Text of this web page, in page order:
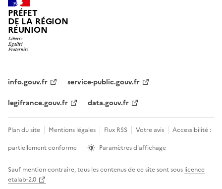
PRÉFET
DE LA RÉGION
RÉUNION
info.gouv.fr
service-public.gouv.fr
legifrance.gouv.fr
data.gouv.fr
Plan du site Mentions légales Flux RSS Votre avis
Accessibilité :
partiellement conforme
Paramètres d'affichage
Sauf mention contraire, tous les contenus de ce site sont sous licence
etalab-2.0